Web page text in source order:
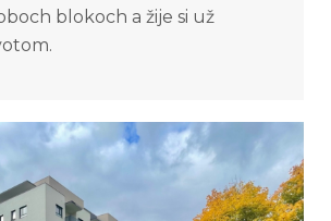
blokoch a žije si už